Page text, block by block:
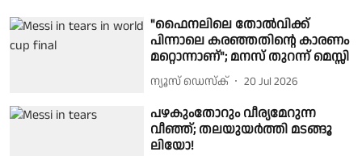
"ഫൈനലിലെ തോൽവിക്ക്
പിന്നാലെ കരഞ്ഞതിൻ്റെ കാരണം
മറ്റൊന്നാണ്"; മനസ് തുറന്ന് മെസ്സി
ന്യൂസ് ഡെസ്ക് 20 Jul 2026
പഴകുംതോറും വീര്യമേറുന്ന
വീഞ്ഞ്; തലയുയർത്തി മടങ്ങൂ
ലിയോ!